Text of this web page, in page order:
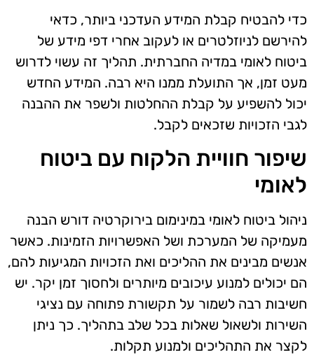
כדי להבטיח קבלת המידע העדכני ביותר, כדאי
להירשם לניוזלטרים או לעקוב אחרי דפי מידע של
ביטוח לאומי במדיה החברתית. תהליך זה עשוי לדרוש
מעט זמן, אך התועלת ממנו היא רבה. המידע החדש
יכול להשפיע על קבלת ההחלטות ולשפר את ההבנה
לגבי הזכויות שזכאים לקבל.
שיפור חוויית הלקוח עם ביטוח
לאומי
ניהול ביטוח לאומי במינימום בירוקרטיה דורש הבנה
מעמיקה של המערכת ושל האפשרויות הזמינות. כאשר
אנשים מבינים את ההליכים ואת הזכויות המגיעות להם,
הם יכולים למנוע עיכובים מיותרים ולחסוך זמן יקר. יש
חשיבות רבה לשמור על תקשורת פתוחה עם נציגי
השירות ולשאול שאלות בכל שלב בתהליך. כך ניתן
לקצר את התהליכים ולמנוע תקלות.